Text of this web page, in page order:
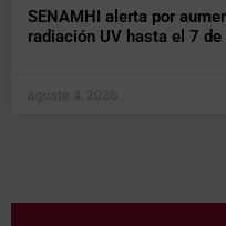
SENAMHI alerta por
radiación UV hasta el 7
agosto 4, 2026